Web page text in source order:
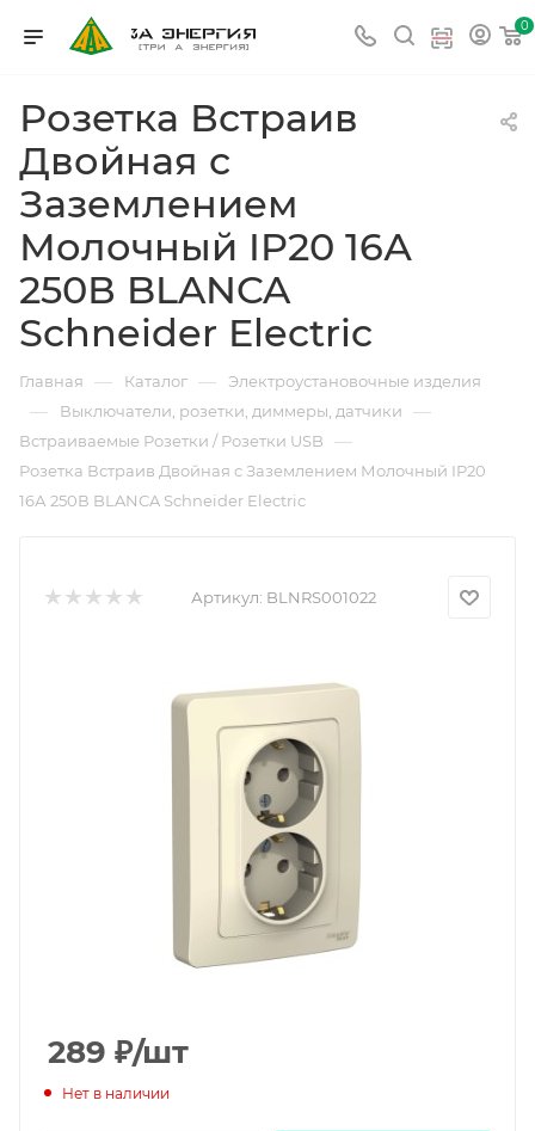
0
Розетка Встраив
Двойная с
Заземлением
Молочный IP20 16А
250В BLANCA
Schneider Electric
Главная — Каталог — Электроустановочные изделия
— Выключатели, розетки, диммеры, датчики —
Встраиваемые Розетки / Розетки USB —
Розетка Встраив Двойная с Заземлением Молочный IP20
16А 250В BLANCA Schneider Electric
Артикул: BLNRS001022
289 ₽/шт
Нет в наличии